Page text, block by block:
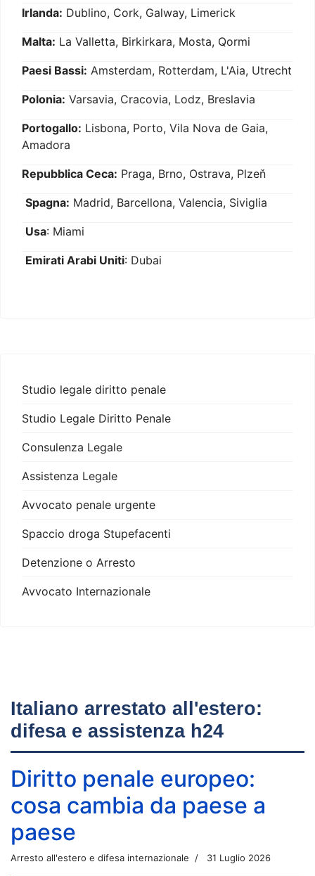
Irlanda: Dublino, Cork, Galway, Limerick
Malta: La Valletta, Birkirkara, Mosta, Qormi
Paesi Bassi: Amsterdam, Rotterdam, L'Aia, Utrecht
Polonia: Varsavia, Cracovia, Lodz, Breslavia
Portogallo: Lisbona, Porto, Vila Nova de Gaia,
Amadora
Repubblica Ceca: Praga, Brno, Ostrava, Plzeň
Spagna: Madrid, Barcellona, Valencia, Siviglia
Usa: Miami
Emirati Arabi Uniti: Dubai
Studio legale diritto penale
Studio Legale Diritto Penale
Consulenza Legale
Assistenza Legale
Avvocato penale urgente
Spaccio droga Stupefacenti
Detenzione o Arresto
Avvocato Internazionale
Italiano arrestato all'estero:
difesa e assistenza h24
Diritto penale europeo:
cosa cambia da paese a
paese
Arresto all'estero e difesa internazionale 31 Luglio 2026